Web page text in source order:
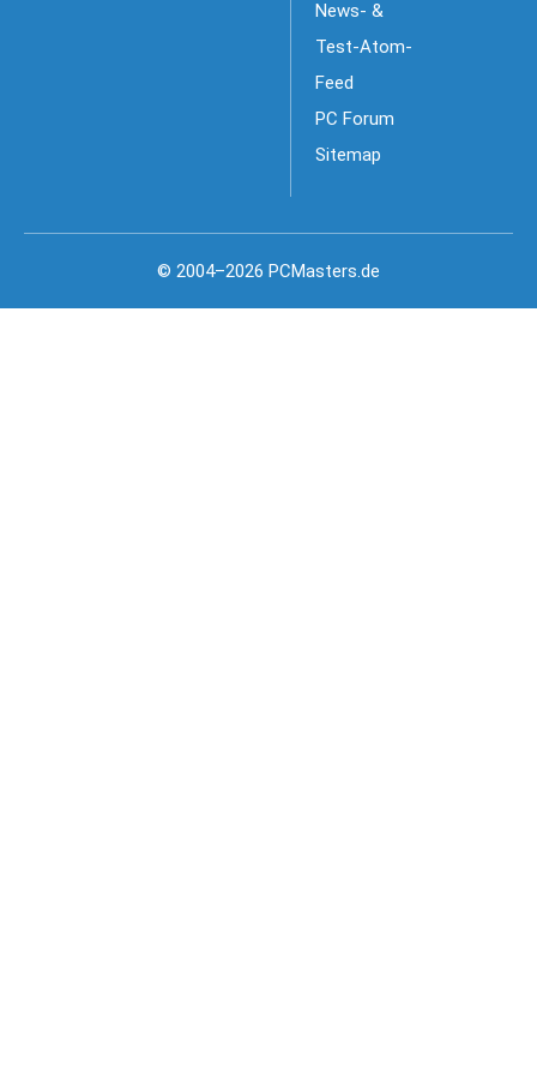
News- &
Test-Atom-
Feed
PC Forum
Sitemap
© 2004–2026 PCMasters.de